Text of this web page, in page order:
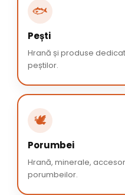
🐟
Pești
Hrană și produse
peștilor.
🕊️
Porumbei
Hrană, minerale,
porumbeilor.